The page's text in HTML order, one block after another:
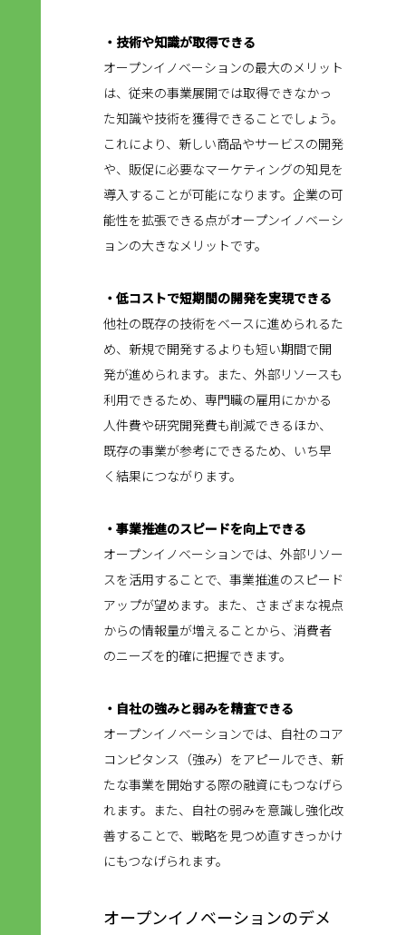
・技術や知識が取得できる
オープンイノベーションの最大のメリット
は、従来の事業展開では取得できなかっ
た知識や技術を獲得できることでしょう。
これにより、新しい商品やサービスの開発
や、販促に必要なマーケティングの知見を
導入することが可能になります。企業の可
能性を拡張できる点がオープンイノベーシ
ョンの大きなメリットです。
・低コストで短期間の開発を実現できる
他社の既存の技術をベースに進められるた
め、新規で開発するよりも短い期間で開
発が進められます。また、外部リソースも
利用できるため、専門職の雇用にかかる
人件費や研究開発費も削減できるほか、
既存の事業が参考にできるため、いち早
く結果につながります。
・事業推進のスピードを向上できる
オープンイノベーションでは、外部リソー
スを活用することで、事業推進のスピード
アップが望めます。また、さまざまな視点
からの情報量が増えることから、消費者
のニーズを的確に把握できます。
・自社の強みと弱みを精査できる
オープンイノベーションでは、自社のコア
コンピタンス（強み）をアピールでき、新
たな事業を開始する際の融資にもつなげら
れます。また、自社の弱みを意識し強化改
善することで、戦略を見つめ直すきっかけ
にもつなげられます。
オープンイノベーションのデメ